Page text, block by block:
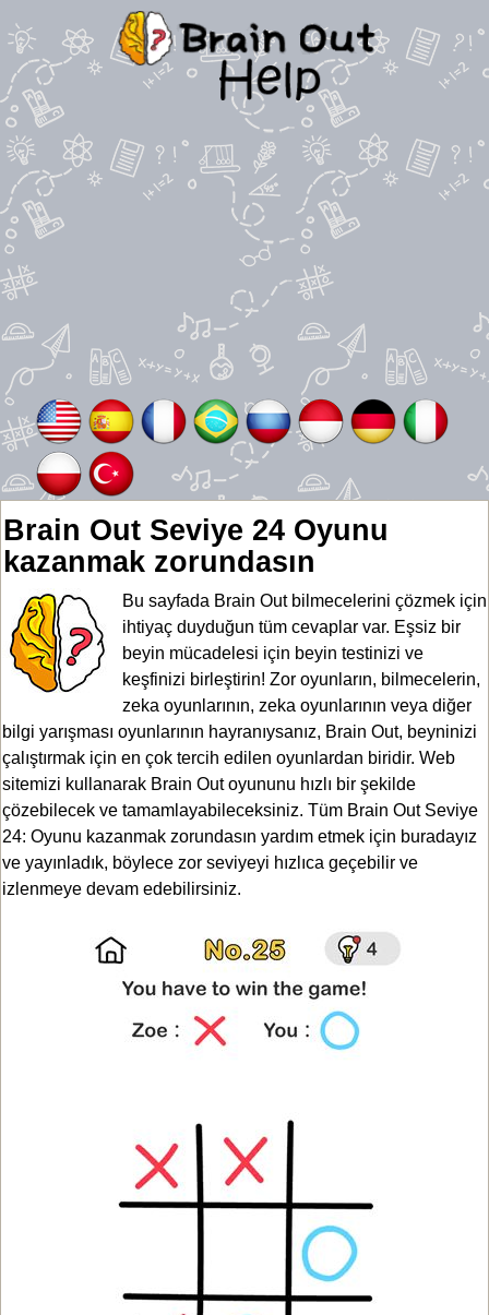
Brain Out Seviye 24 Oyunu
kazanmak zorundasın
Bu sayfada Brain Out bilmecelerini çözmek için
ihtiyaç duyduğun tüm cevaplar var. Eşsiz bir
beyin mücadelesi için beyin testinizi ve
keşfinizi birleştirin! Zor oyunların, bilmecelerin,
zeka oyunlarının, zeka oyunlarının veya diğer
bilgi yarışması oyunlarının hayranıysanız, Brain Out, beyninizi
çalıştırmak için en çok tercih edilen oyunlardan biridir. Web
sitemizi kullanarak Brain Out oyununu hızlı bir şekilde
çözebilecek ve tamamlayabileceksiniz. Tüm Brain Out Seviye
24: Oyunu kazanmak zorundasın yardım etmek için buradayız
ve yayınladık, böylece zor seviyeyi hızlıca geçebilir ve
izlenmeye devam edebilirsiniz.